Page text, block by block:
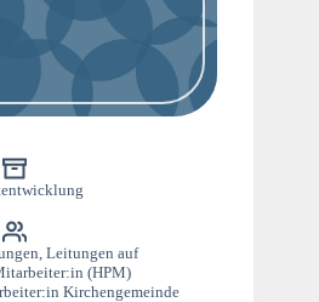
,Leitungen auf
(HPM)
Kirchengemeinde